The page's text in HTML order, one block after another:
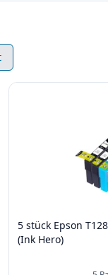
5 stück Epson
(Ink Hero)